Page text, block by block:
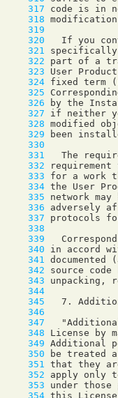
    317
    318
    319
    320
    321
    322
    323
    324
    325
    326
    327
    328
    329
    330
    331
    332
    333
    334
    335
    336
    337
    338
    339
    340
    341
    342
    343
    344
    345
    346
    347
    348
    349
    350
    351
    352
    353
    354